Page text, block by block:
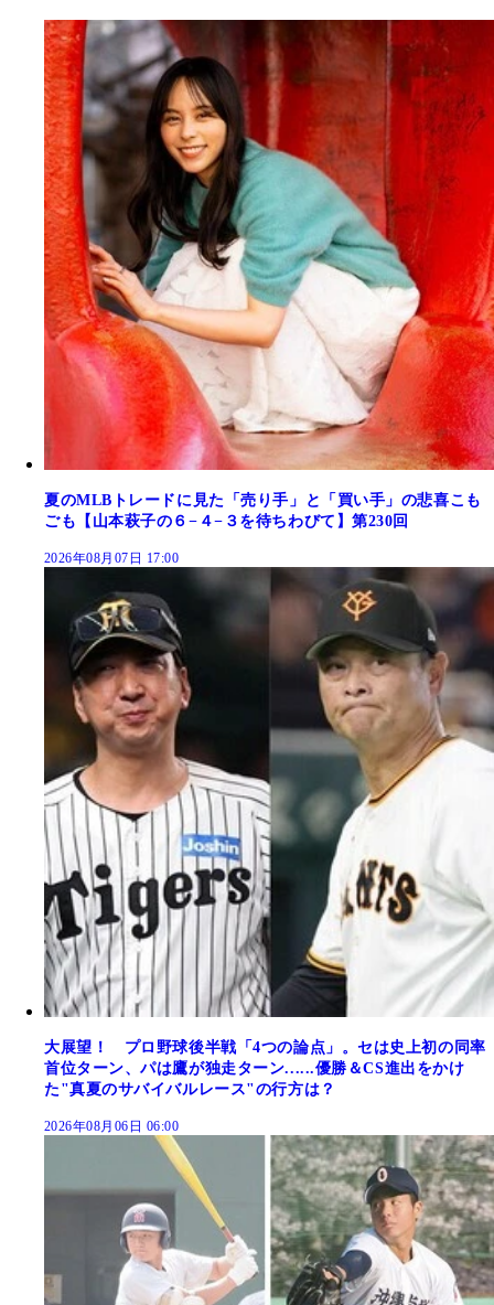
夏のMLBトレードに見た「売り手」と「買い手」の悲喜こも
ごも【山本萩子の６−４−３を待ちわびて】第230回
2026年08月07日 17:00
大展望！ プロ野球後半戦「4つの論点」。セは史上初の同率
首位ターン、パは鷹が独走ターン......優勝＆CS進出をかけ
た"真夏のサバイバルレース"の行方は？
2026年08月06日 06:00